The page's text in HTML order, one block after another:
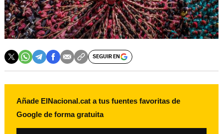
SEGUIR EN
Añade ElNacional.cat a tus fuentes favoritas de
Google de forma gratuita